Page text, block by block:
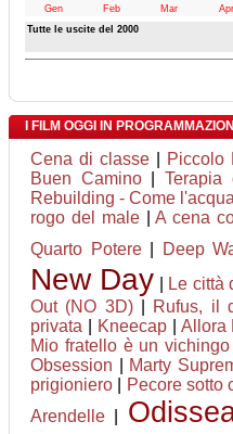
Gen
Feb Mar Apr
Tutte le uscite del 2000
I FILM OGGI IN
Cena di classe| Piccolo
Buen Camino|Terapia
Rebuilding - Come
rogo del male|A cena
Quarto Potere| Deep
New Day
Le città
Out (NO 3D)|
Rufus, il
privata
Kneecap| Allora
Mio fratello è un vichingo
Obsession
Marty
prigioniero
Pecore sotto
Arendelle